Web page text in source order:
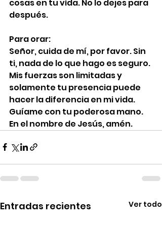
cosas en tu vida. No lo dejes para
después.
Para orar:
Señor, cuida de mí, por favor. Sin
ti, nada de lo que hago es seguro.
Mis fuerzas son limitadas y
solamente tu presencia puede
hacer la diferencia en mi vida.
Guíame con tu poderosa mano.
En el nombre de Jesús, amén.
Entradas recientes Ver todo